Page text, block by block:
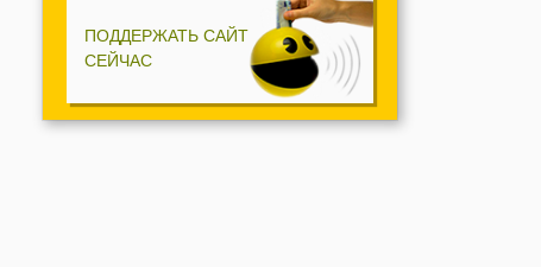
ПОДДЕРЖАТЬ САЙТ
СЕЙЧАС